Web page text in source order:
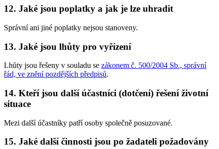
12. Jaké jsou poplatky a jak je lze uhradit
Správní ani jiné poplatky nejsou stanoveny.
13. Jaké jsou lhůty pro vyřízení
Lhůty jsou řešeny v souladu se zákonem č. 500/2004 Sb., správní
řád, ve znění pozdějších předpisů.
14. Kteří jsou další účastníci (dotčení) řešení životní
situace
Mezi další účastníky patří osoby společně posuzované.
15. Jaké další činnosti jsou po žadateli požadovány